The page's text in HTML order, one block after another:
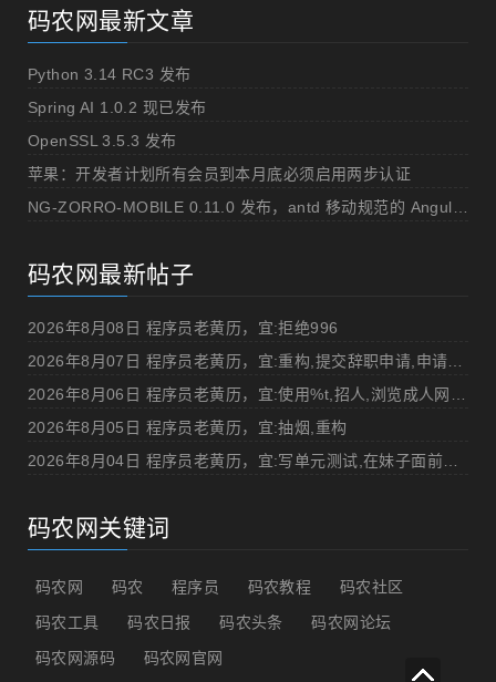
码农网最新文章
Python 3.14 RC3 发布
Spring AI 1.0.2 现已发布
OpenSSL 3.5.3 发布
苹果：开发者计划所有会员到本月底必须启用两步认证
码农网最新帖子
2026年8月08日 程序员老黄历，宜:拒绝996
2026年8月05日 程序员老黄历，宜:抽烟,重构
码农网关键词
码农网 码农 程序员 码农教程
码农社区
码农工具
码农日报 码农头条
码农网论坛
码农网源码
码农网官网